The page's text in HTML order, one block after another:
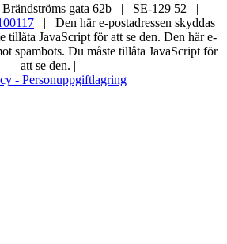
gata 62b | SE-129 52 |
| Den här e-postadressen skyddas
tillåta JavaScript för att se den. Den här e-
spambots. Du måste tillåta JavaScript för
att se den. |
- Personuppgiftlagring